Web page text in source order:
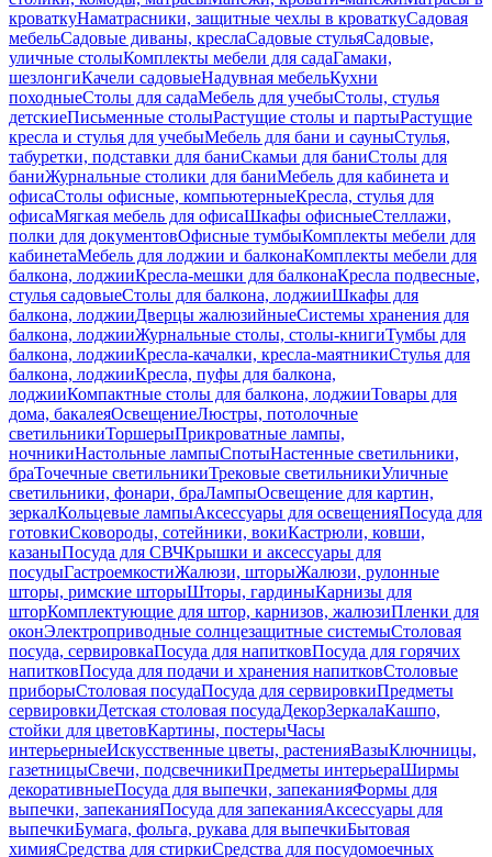
кроваткуНаматрасники, защитные чехлы в кроваткуСадовая
мебельСадовые диваны, креслаСадовые стульяСадовые,
уличные столыКомплекты мебели для садаГамаки,
шезлонгиКачели садовыеНадувная мебельКухни
походныеСтолы для садаМебель для учебыСтолы, стулья
детскиеПисьменные столыРастущие столы и партыРастущие
кресла и стулья для учебыМебель для бани и сауныСтулья,
табуретки, подставки для баниСкамьи для баниСтолы для
баниЖурнальные столики для баниМебель для кабинета и
офисаСтолы офисные, компьютерныеКресла, стулья для
офисаМягкая мебель для офисаШкафы офисныеСтеллажи,
полки для документовОфисные тумбыКомплекты мебели для
кабинетаМебель для лоджии и балконаКомплекты мебели для
балкона, лоджииКресла-мешки для балконаКресла подвесные,
стулья садовыеСтолы для балкона, лоджииШкафы для
балкона, лоджииДверцы жалюзийныеСистемы хранения для
балкона, лоджииЖурнальные столы, столы-книгиТумбы для
балкона, лоджииКресла-качалки, кресла-маятникиСтулья для
балкона, лоджииКресла, пуфы для балкона,
лоджииКомпактные столы для балкона, лоджииТовары для
дома, бакалеяОсвещениеЛюстры, потолочные
светильникиТоршерыПрикроватные лампы,
ночникиНастольные лампыСпотыНастенные светильники,
браТочечные светильникиТрековые светильникиУличные
светильники, фонари, браЛампыОсвещение для картин,
зеркалКольцевые лампыАксессуары для освещенияПосуда для
готовкиСковороды, сотейники, вокиКастрюли, ковши,
казаныПосуда для СВЧКрышки и аксессуары для
посудыГастроемкостиЖалюзи, шторыЖалюзи, рулонные
шторы, римские шторыШторы, гардиныКарнизы для
шторКомплектующие для штор, карнизов, жалюзиПленки для
оконЭлектроприводные солнцезащитные системыСтоловая
посуда, сервировкаПосуда для напитковПосуда для горячих
напитковПосуда для подачи и хранения напитковСтоловые
приборыСтоловая посудаПосуда для сервировкиПредметы
сервировкиДетская столовая посудаДекорЗеркалаКашпо,
стойки для цветовКартины, постерыЧасы
интерьерныеИскусственные цветы, растенияВазыКлючницы,
газетницыСвечи, подсвечникиПредметы интерьераШирмы
декоративныеПосуда для выпечки, запеканияФормы для
выпечки, запеканияПосуда для запеканияАксессуары для
выпечкиБумага, фольга, рукава для выпечкиБытовая
химияСредства для стиркиСредства для посудомоечных